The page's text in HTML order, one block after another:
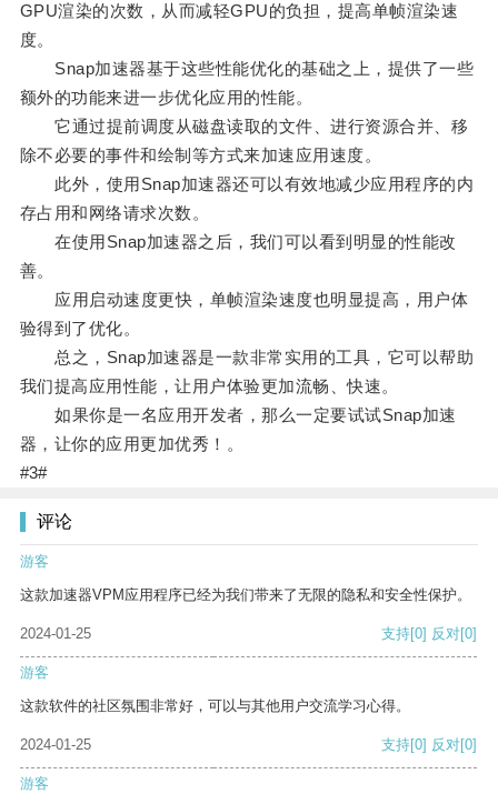
GPU渲染的次数，从而减轻GPU的负担，提高单帧渲染速
度。
Snap加速器基于这些性能优化的基础之上，提供了一些
额外的功能来进一步优化应用的性能。
它通过提前调度从磁盘读取的文件、进行资源合并、移
除不必要的事件和绘制等方式来加速应用速度。
此外，使用Snap加速器还可以有效地减少应用程序的内
存占用和网络请求次数。
在使用Snap加速器之后，我们可以看到明显的性能改
善。
应用启动速度更快，单帧渲染速度也明显提高，用户体
验得到了优化。
总之，Snap加速器是一款非常实用的工具，它可以帮助
我们提高应用性能，让用户体验更加流畅、快速。
如果你是一名应用开发者，那么一定要试试Snap加速
器，让你的应用更加优秀！。
#3#
评论
游客
这款加速器VPM应用程序已经为我们带来了无限的隐私和安全性保护。
2024-01-25 支持[0] 反对[0]
游客
这款软件的社区氛围非常好，可以与其他用户交流学习心得。
2024-01-25 支持[0] 反对[0]
游客